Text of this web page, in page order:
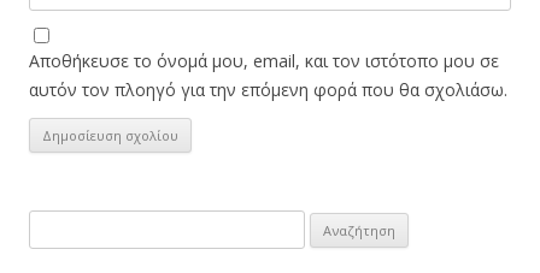
Αποθήκευσε το όνομά μου, email, και τον ιστότοπο μου σε
αυτόν τον πλοηγό για την επόμενη φορά που θα σχολιάσω.
για: